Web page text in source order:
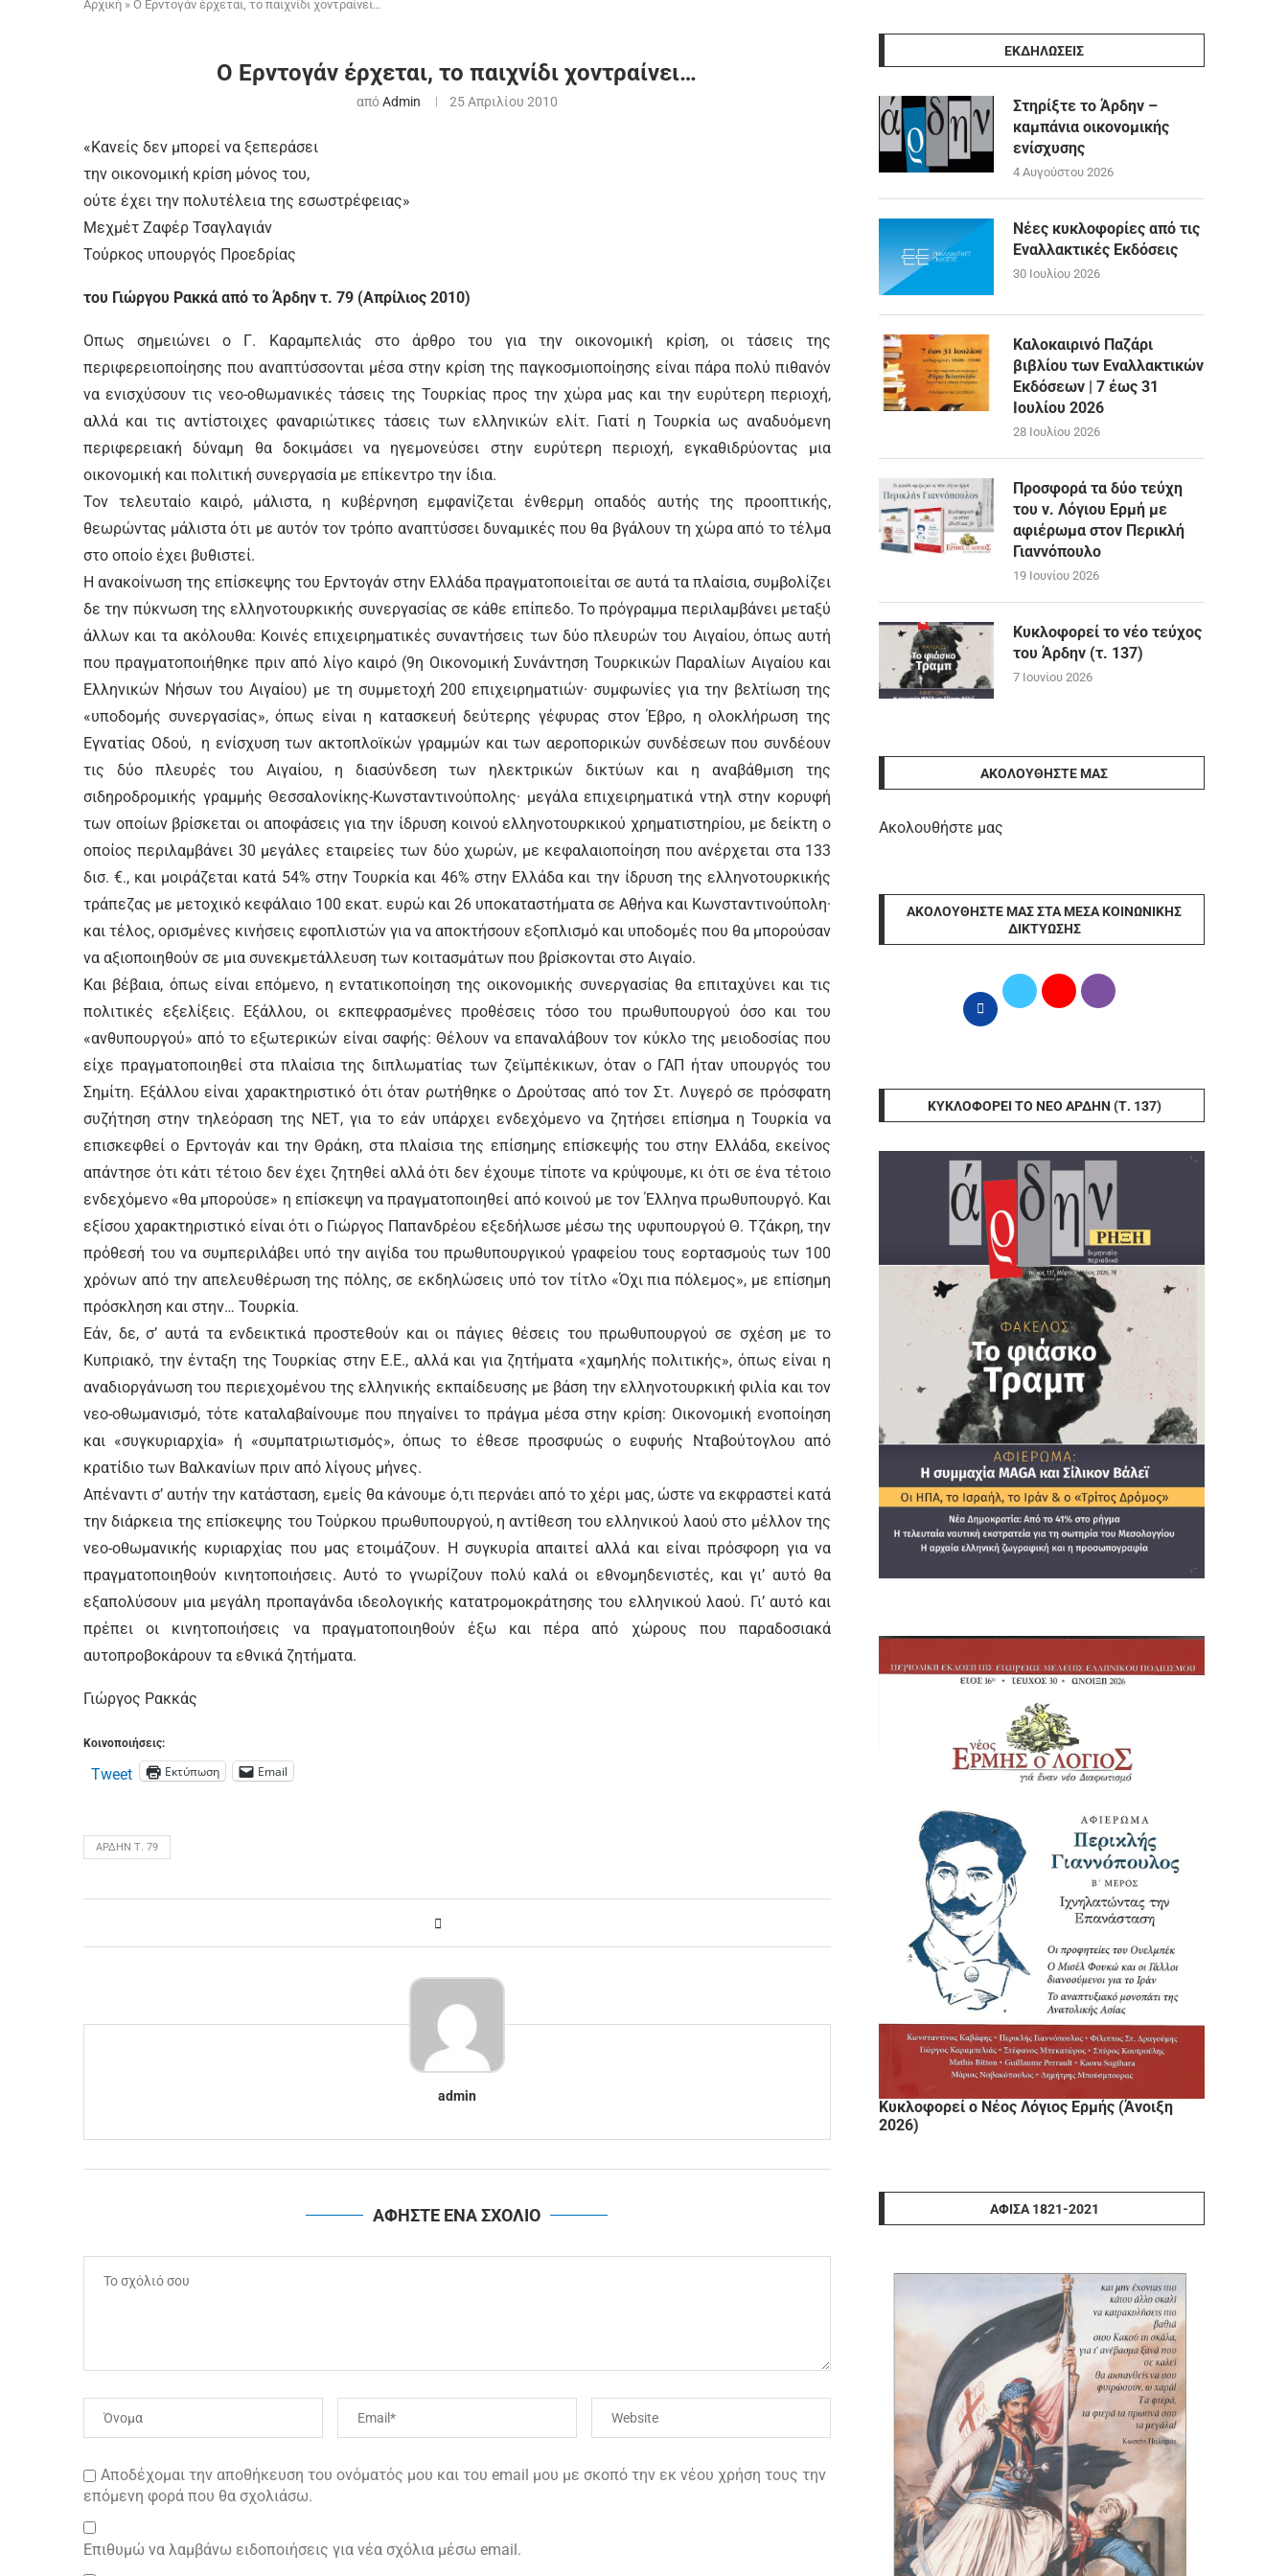
Αρχική » Ο Ερντογάν έρχεται, το παιχνίδι χοντραίνει…
Ο Ερντογάν έρχεται, το παιχνίδι χοντραίνει…
απόAdmin 25 Απριλίου 2010
«Κανείς δεν μπορεί να ξεπεράσει
την οικονομική κρίση μόνος του,
ούτε έχει την πολυτέλεια της εσωστρέφειας»
Μεχμέτ Ζαφέρ Τσαγλαγιάν
Τούρκος υπουργός Προεδρίας
του Γιώργου Ρακκά από το Άρδην τ. 79 (Απρίλιος 2010)
Oπως σημειώνει ο Γ. Καραμπελιάς στο άρθρο του για την οικονομική κρίση, οι τάσεις της
περιφερειοποίησης που αναπτύσσονται μέσα στην κρίση της παγκοσμιοποίησης είναι πάρα πολύ πιθανόν
να ενισχύσουν τις νεο-οθωμανικές τάσεις της Τουρκίας προς την χώρα μας και την ευρύτερη περιοχή,
αλλά και τις αντίστοιχες φαναριώτικες τάσεις των ελληνικών ελίτ. Γιατί η Τουρκία ως αναδυόμενη
περιφερειακή δύναμη θα δοκιμάσει να ηγεμονεύσει στην ευρύτερη περιοχή, εγκαθιδρύοντας μια
οικονομική και πολιτική συνεργασία με επίκεντρο την ίδια.
Τον τελευταίο καιρό, μάλιστα, η κυβέρνηση εμφανίζεται ένθερμη οπαδός αυτής της προοπτικής,
θεωρώντας μάλιστα ότι με αυτόν τον τρόπο αναπτύσσει δυναμικές που θα βγάλουν τη χώρα από το τέλμα
στο οποίο έχει βυθιστεί.
Η ανακοίνωση της επίσκεψης του Ερντογάν στην Ελλάδα πραγματοποιείται σε αυτά τα πλαίσια, συμβολίζει
δε την πύκνωση της ελληνοτουρκικής συνεργασίας σε κάθε επίπεδο. Το πρόγραμμα περιλαμβάνει μεταξύ
άλλων και τα ακόλουθα: Κοινές επιχειρηματικές συναντήσεις των δύο πλευρών του Αιγαίου, όπως αυτή
που πραγματοποιήθηκε πριν από λίγο καιρό (9η Οικονομική Συνάντηση Τουρκικών Παραλίων Αιγαίου και
Ελληνικών Νήσων του Αιγαίου) με τη συμμετοχή 200 επιχειρηματιών· συμφωνίες για την βελτίωση της
«υποδομής συνεργασίας», όπως είναι η κατασκευή δεύτερης γέφυρας στον Έβρο, η ολοκλήρωση της
Εγνατίας Οδού, η ενίσχυση των ακτοπλοϊκών γραμμών και των αεροπορικών συνδέσεων που συνδέουν
τις δύο πλευρές του Αιγαίου, η διασύνδεση των ηλεκτρικών δικτύων και η αναβάθμιση της
σιδηροδρομικής γραμμής Θεσσαλονίκης-Κωνσταντινούπολης· μεγάλα επιχειρηματικά ντηλ στην κορυφή
των οποίων βρίσκεται οι αποφάσεις για την ίδρυση κοινού ελληνοτουρκικού χρηματιστηρίου, με δείκτη ο
οποίος περιλαμβάνει 30 μεγάλες εταιρείες των δύο χωρών, με κεφαλαιοποίηση που ανέρχεται στα 133
δισ. €., και μοιράζεται κατά 54% στην Τουρκία και 46% στην Ελλάδα και την ίδρυση της ελληνοτουρκικής
τράπεζας με μετοχικό κεφάλαιο 100 εκατ. ευρώ και 26 υποκαταστήματα σε Αθήνα και Κωνσταντινούπολη·
και τέλος, ορισμένες κινήσεις εφοπλιστών για να αποκτήσουν εξοπλισμό και υποδομές που θα μπορούσαν
να αξιοποιηθούν σε μια συνεκμετάλλευση των κοιτασμάτων που βρίσκονται στο Αιγαίο.
Και βέβαια, όπως είναι επόμενο, η εντατικοποίηση της οικονομικής συνεργασίας θα επιταχύνει και τις
πολιτικές εξελίξεις. Εξάλλου, οι εκπεφρασμένες προθέσεις τόσο του πρωθυπουργού όσο και του
«ανθυπουργού» από το εξωτερικών είναι σαφής: Θέλουν να επαναλάβουν τον κύκλο της μειοδοσίας που
είχε πραγματοποιηθεί στα πλαίσια της διπλωματίας των ζεϊμπέκικων, όταν ο ΓΑΠ ήταν υπουργός του
Σημίτη. Εξάλλου είναι χαρακτηριστικό ότι όταν ρωτήθηκε ο Δρούτσας από τον Στ. Λυγερό σε πρόσφατη
συζήτηση στην τηλεόραση της ΝΕΤ, για το εάν υπάρχει ενδεχόμενο να ζητήσει επίσημα η Τουρκία να
επισκεφθεί ο Ερντογάν και την Θράκη, στα πλαίσια της επίσημης επίσκεψής του στην Ελλάδα, εκείνος
απάντησε ότι κάτι τέτοιο δεν έχει ζητηθεί αλλά ότι δεν έχουμε τίποτε να κρύψουμε, κι ότι σε ένα τέτοιο
ενδεχόμενο «θα μπορούσε» η επίσκεψη να πραγματοποιηθεί από κοινού με τον Έλληνα πρωθυπουργό. Και
εξίσου χαρακτηριστικό είναι ότι ο Γιώργος Παπανδρέου εξεδήλωσε μέσω της υφυπουργού Θ. Τζάκρη, την
πρόθεσή του να συμπεριλάβει υπό την αιγίδα του πρωθυπουργικού γραφείου τους εορτασμούς των 100
χρόνων από την απελευθέρωση της πόλης, σε εκδηλώσεις υπό τον τίτλο «Όχι πια πόλεμος», με επίσημη
πρόσκληση και στην… Τουρκία.
Εάν, δε, σ’ αυτά τα ενδεικτικά προστεθούν και οι πάγιες θέσεις του πρωθυπουργού σε σχέση με το
Κυπριακό, την ένταξη της Τουρκίας στην Ε.Ε., αλλά και για ζητήματα «χαμηλής πολιτικής», όπως είναι η
αναδιοργάνωση του περιεχομένου της ελληνικής εκπαίδευσης με βάση την ελληνοτουρκική φιλία και τον
νεο-οθωμανισμό, τότε καταλαβαίνουμε που πηγαίνει το πράγμα μέσα στην κρίση: Οικονομική ενοποίηση
και «συγκυριαρχία» ή «συμπατριωτισμός», όπως το έθεσε προσφυώς ο ευφυής Νταβούτογλου από
κρατίδιο των Βαλκανίων πριν από λίγους μήνες.
Απέναντι σ’ αυτήν την κατάσταση, εμείς θα κάνουμε ό,τι περνάει από το χέρι μας, ώστε να εκφραστεί κατά
την διάρκεια της επίσκεψης του Τούρκου πρωθυπουργού, η αντίθεση του ελληνικού λαού στο μέλλον της
νεο-οθωμανικής κυριαρχίας που μας ετοιμάζουν. Η συγκυρία απαιτεί αλλά και είναι πρόσφορη για να
πραγματοποιηθούν κινητοποιήσεις. Αυτό το γνωρίζουν πολύ καλά οι εθνομηδενιστές, και γι’ αυτό θα
εξαπολύσουν μια μεγάλη προπαγάνδα ιδεολογικής κατατρομοκράτησης του ελληνικού λαού. Γι’ αυτό και
πρέπει οι κινητοποιήσεις να πραγματοποιηθούν έξω και πέρα από χώρους που παραδοσιακά
αυτοπροβοκάρουν τα εθνικά ζητήματα.
Γιώργος Ρακκάς
Κοινοποιήσεις:
Tweet Εκτύπωση Email
ΆΡΔΗΝ Τ. 79
admin
ΑΦΗΣΤΕ ΕΝΑ ΣΧΟΛΙΟ
Αποδέχομαι την αποθήκευση του ονόματός μου και του email μου με σκοπό την εκ νέου χρήση τους την
επόμενη φορά που θα σχολιάσω.
Επιθυμώ να λαμβάνω ειδοποιήσεις για νέα σχόλια μέσω email.
ΕΚΔΗΛΩΣΕΙΣ
Στηρίξτε το Άρδην –
καμπάνια οικονομικής
ενίσχυσης
4 Αυγούστου 2026
Νέες κυκλοφορίες από τις
Εναλλακτικές Εκδόσεις
30 Ιουλίου 2026
Καλοκαιρινό Παζάρι
βιβλίου των Εναλλακτικών
Εκδόσεων | 7 έως 31
Ιουλίου 2026
28 Ιουλίου 2026
Προσφορά τα δύο τεύχη
του ν. Λόγιου Ερμή με
αφιέρωμα στον Περικλή
Γιαννόπουλο
19 Ιουνίου 2026
Κυκλοφορεί το νέο τεύχος
του Άρδην (τ. 137)
7 Ιουνίου 2026
ΑΚΟΛΟΥΘΉΣΤΕ ΜΑΣ
Ακολουθήστε μας
ΑΚΟΛΟΥΘΉΣΤΕ ΜΑΣ ΣΤΑ ΜΈΣΑ ΚΟΙΝΩΝΙΚΉΣ
ΔΙΚΤΎΩΣΗΣ
ΚΥΚΛΟΦΟΡΕΊ ΤΟ ΝΈΟ ΆΡΔΗΝ (Τ. 137)
Κυκλοφορεί ο Νέος Λόγιος Ερμής (Άνοιξη
2026)
ΑΦΊΣΑ 1821-2021